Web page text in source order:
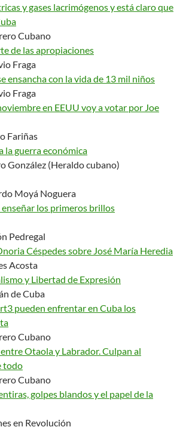
y gases lacrimógenos y está claro que
Cubano
de las apropiaciones
Fraga
ensancha con la vida de 13 mil niños
Fraga
en EEUU voy a votar por Joe
Fariñas
la guerra económica
González (Heraldo cubano)
Moyá Noguera
los primeros brillos
Pedregal
Céspedes sobre José María Heredia
Acosta
y Libertad de Expresión
de Cuba
pueden enfrentar en Cuba los
Cubano
Otaola y Labrador. Culpan al
todo
Cubano
golpes blandos y el papel de la
en Revolución